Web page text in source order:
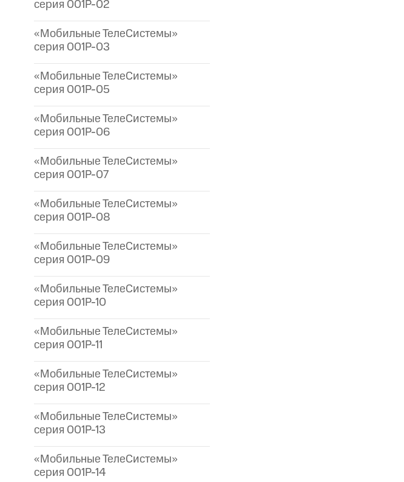
серия 001P-02
«Мобильные ТелеСистемы»
серия 001P-03
«Мобильные ТелеСистемы»
серия 001P-05
«Мобильные ТелеСистемы»
серия 001P-06
«Мобильные ТелеСистемы»
серия 001P-07
«Мобильные ТелеСистемы»
серия 001P-08
«Мобильные ТелеСистемы»
серия 001P-09
«Мобильные ТелеСистемы»
серия 001P-10
«Мобильные ТелеСистемы»
серия 001P-11
«Мобильные ТелеСистемы»
серия 001P-12
«Мобильные ТелеСистемы»
серия 001P-13
«Мобильные ТелеСистемы»
серия 001P-14